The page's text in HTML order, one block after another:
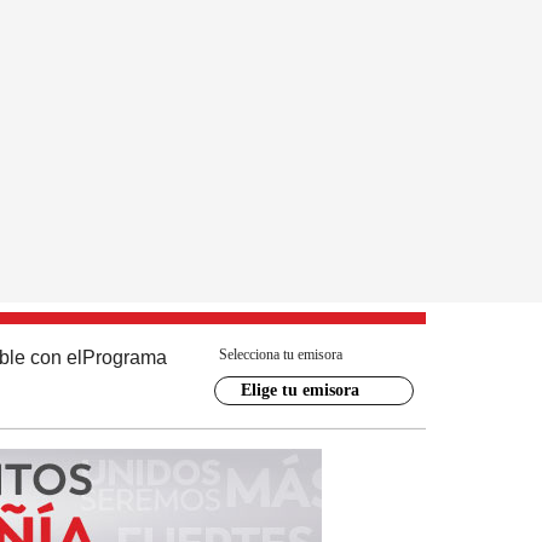
con el Programa Selecciona tu emisora
Elige tu emisora